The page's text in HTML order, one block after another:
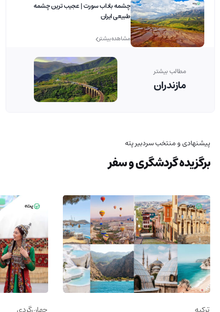
چشمه باداب سورت | عجیب ترین چشمه
طبیعی ایران
مشاهده بیشتر
مطالب بیشتر
مازندران
پیشنهادی و منتخب سردبیر پته
برگزیده گردشگری و سفر